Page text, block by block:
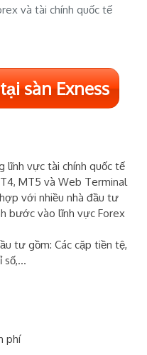
và tài chính quốc tế
sàn Exness
lĩnh vực tài chính quốc tế
MT5 và Web Terminal
với nhiều nhà đầu tư
bước vào lĩnh vực Forex
tư gồm: Các cặp tiền tệ,
số,...
phí